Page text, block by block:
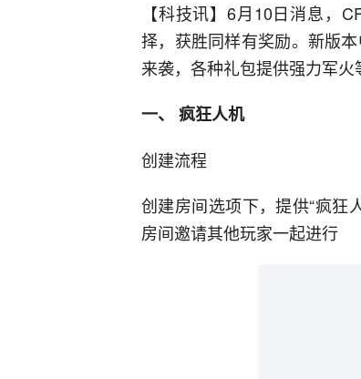
【科技讯】6月10日消息，
择，获胜同样有奖励。新版
来袭，各种礼包提供强力军
一、 疯狂人机
创建流程
创建房间选项下，提供“疯狂
房间邀请其他玩家一起进行